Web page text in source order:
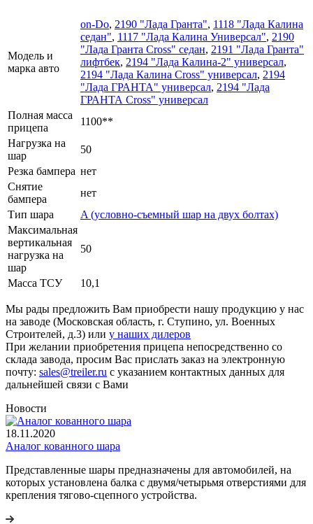
Модель и
марка авто
on-Do, 2190 "Лада Гранта", 1118 "Лада Калина
седан", 1117 "Лада Калина Универсал", 2190
"Лада Гранта Cross" седан, 2191 "Лада Гранта"
лифтбек, 2194 "Лада Калина-2" универсал,
2194 "Лада Калина Cross" универсал, 2194
"Лада ГРАНТА" универсал, 2194 "Лада
ГРАНТА Cross" универсал
Полная масса
прицепа
1100**
Нагрузка на
шар
50
Резка бампера нет
Снятие
бампера
нет
Тип шара
A (условно-съемный шар на двух болтах)
Максимальная
вертикальная
нагрузка на
шар
50
Масса ТСУ 10,1
Мы рады предложить Вам приобрести нашу продукцию у нас
на заводе (Московская область, г. Ступино, ул. Военных
Строителей, д.3) или у наших дилеров
При желании приобретения прицепа непосредственно со
склада завода, просим Вас прислать заказ на электронную
почту: sales@treiler.ru с указанием контактных данных для
дальнейшей связи с Вами
Новости
18.11.2020
Аналог кованного шара
Представленные шары предназначены для автомобилей, на
которых установлена балка с двумя/четырьмя отверстиями для
крепления тягово-сцепного устройства.